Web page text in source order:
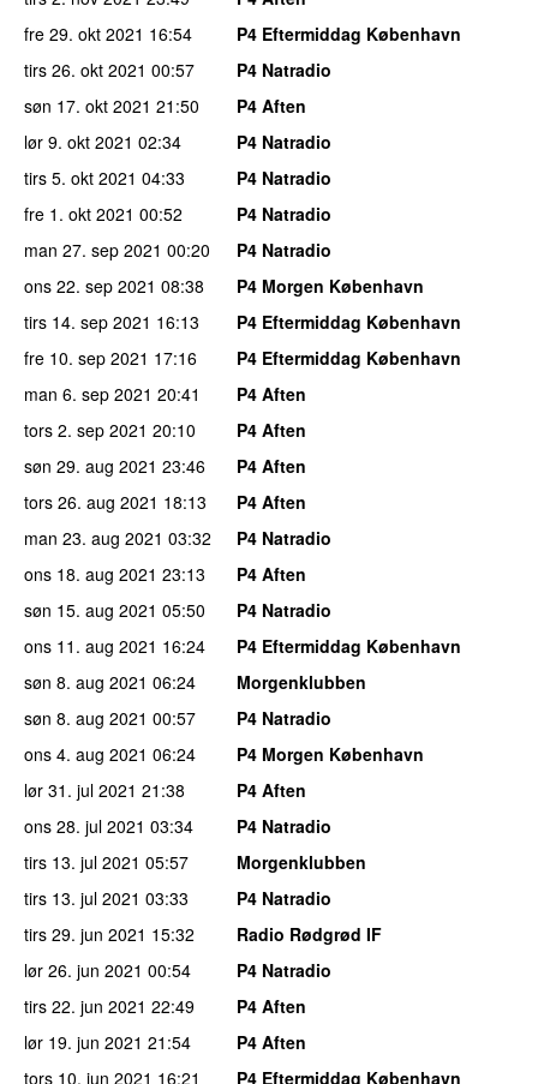
fre 29. okt 2021 16:54
P4 Eftermiddag København
tirs 26. okt 2021 00:57
P4 Natradio
søn 17. okt 2021 21:50
P4 Aften
lør 9. okt 2021 02:34
P4 Natradio
tirs 5. okt 2021 04:33
P4 Natradio
fre 1. okt 2021 00:52
P4 Natradio
man 27. sep 2021 00:20
P4 Natradio
ons 22. sep 2021 08:38
P4 Morgen København
tirs 14. sep 2021 16:13
P4 Eftermiddag København
fre 10. sep 2021 17:16
P4 Eftermiddag København
man 6. sep 2021 20:41
P4 Aften
tors 2. sep 2021 20:10
P4 Aften
søn 29. aug 2021 23:46
P4 Aften
tors 26. aug 2021 18:13
P4 Aften
man 23. aug 2021 03:32
P4 Natradio
ons 18. aug 2021 23:13
P4 Aften
søn 15. aug 2021 05:50
P4 Natradio
ons 11. aug 2021 16:24
P4 Eftermiddag København
søn 8. aug 2021 06:24
Morgenklubben
søn 8. aug 2021 00:57
P4 Natradio
ons 4. aug 2021 06:24
P4 Morgen København
lør 31. jul 2021 21:38
P4 Aften
ons 28. jul 2021 03:34
P4 Natradio
tirs 13. jul 2021 05:57
Morgenklubben
tirs 13. jul 2021 03:33
P4 Natradio
tirs 29. jun 2021 15:32
Radio Rødgrød IF
lør 26. jun 2021 00:54
P4 Natradio
tirs 22. jun 2021 22:49
P4 Aften
lør 19. jun 2021 21:54
P4 Aften
tors 10. jun 2021 16:21
P4 Eftermiddag København